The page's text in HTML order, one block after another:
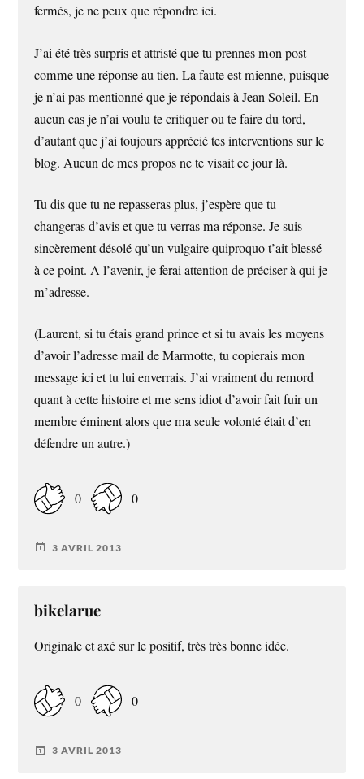
fermés, je ne peux que répondre ici.
J’ai été très surpris et attristé que tu prennes mon post
comme une réponse au tien. La faute est mienne, puisque
je n’ai pas mentionné que je répondais à Jean Soleil. En
aucun cas je n’ai voulu te critiquer ou te faire du tord,
d’autant que j’ai toujours apprécié tes interventions sur le
blog. Aucun de mes propos ne te visait ce jour là.
Tu dis que tu ne repasseras plus, j’espère que tu
changeras d’avis et que tu verras ma réponse. Je suis
sincèrement désolé qu’un vulgaire quiproquo t’ait blessé
à ce point. A l’avenir, je ferai attention de préciser à qui je
m’adresse.
(Laurent, si tu étais grand prince et si tu avais les moyens
d’avoir l’adresse mail de Marmotte, tu copierais mon
message ici et tu lui enverrais. J’ai vraiment du remord
quant à cette histoire et me sens idiot d’avoir fait fuir un
membre éminent alors que ma seule volonté était d’en
défendre un autre.)
0 0
3 AVRIL 2013
bikelarue
Originale et axé sur le positif, très très bonne idée.
0 0
3 AVRIL 2013